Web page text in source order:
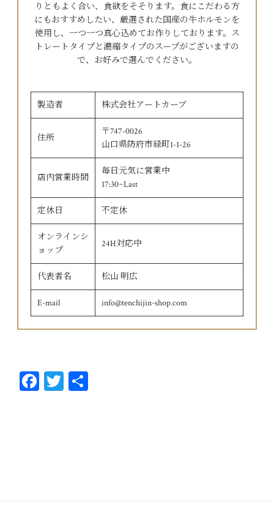
りともよく合い、食欲をそそります。食にこだわる方
にもおすすめしたい、厳選された国産の牛ホルモンを
使用し、一つ一つ真心込めてお作りしております。ス
トレートタイプと濃縮タイプのスープがございますの
で、お好みで選んでください。
製造者 株式会社アートカーブ
住所
〒747-0026
山口県防府市緑町1-1-26
店内営業時間
毎日元気に営業中
17:30~Last
定休日 不定休
オンラインシ
ョップ
24H対応中
代表者名 松山 明広
E-mail info@tenchijin-shop.com
Fa T